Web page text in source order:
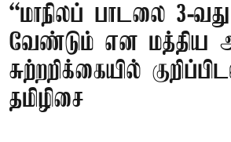
“மாநிலப் பாடலை 3-
வேண்டும் என மத்திய
சுற்றறிக்கையில்
தமிழிசை